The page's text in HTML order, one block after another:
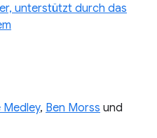
unterstützt durch das
Medley, Ben Morss und